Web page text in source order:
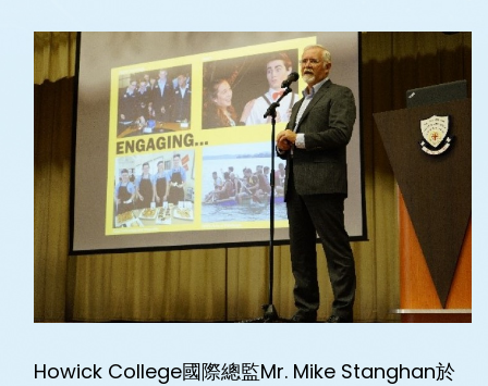
Howick College國際總監Mr. Mike Stanghan於